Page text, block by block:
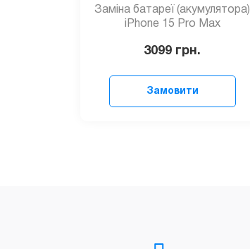
Заміна батареї (акумулятора)
iPhone 15 Pro Max
3099 грн.
Замовити